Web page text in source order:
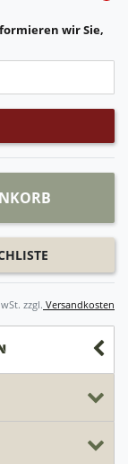
wir Sie,
zzgl. Versandkosten